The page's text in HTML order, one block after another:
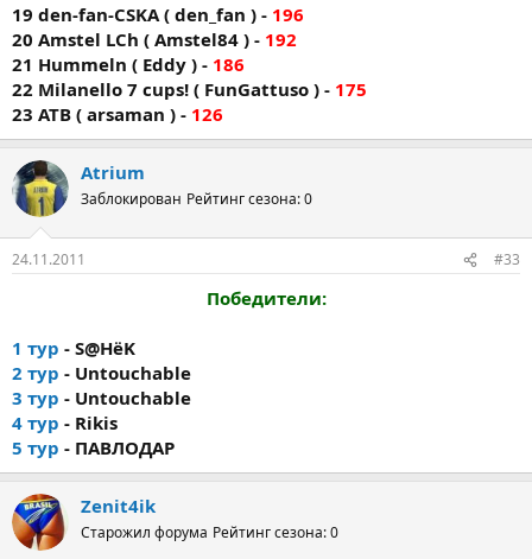
19 den-fan-CSKA ( den_fan ) - 196
20 Amstel LCh ( Amstel84 ) - 192
21 Hummeln ( Eddy ) - 186
22 Milanello 7 cups! ( FunGattuso ) - 175
23 ATB ( arsaman ) - 126
Atrium
Заблокирован Рейтинг сезона: 0
24.11.2011 #33
Победители:
1 тур - S@HёK
2 тур - Untouchable
3 тур - Untouchable
4 тур - Rikis
5 тур - ПАВЛОДАР
Zenit4ik
Старожил форума Рейтинг сезона: 0